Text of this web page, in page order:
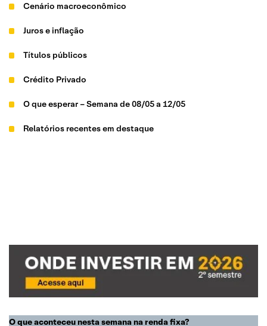
Cenário macroeconômico
Juros e inflação
Títulos públicos
Crédito Privado
O que esperar – Semana de 08/05 a 12/05
Relatórios recentes em destaque
O que aconteceu nesta semana na renda fixa?